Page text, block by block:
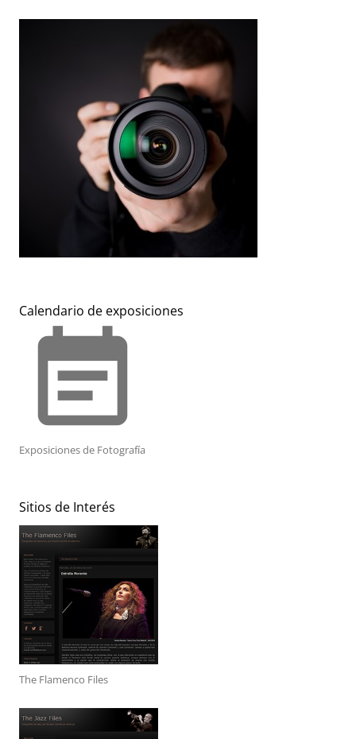
Calendario de exposiciones
event_note
Exposiciones de Fotografía
Sitios de Interés
The Flamenco Files